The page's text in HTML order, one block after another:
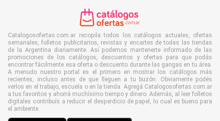
Catalogosofertas.com.ar recopila todos los catálogos actuales, ofertas
semanales, folletos publicitarios, revistas y encartes de todas las tiendas
de la Argentina diariamente. Así podemos mantenerte informado de las
promociones de los catálogos, descuentos y ofertas para que podás
encontrar fácilmente esa oferta o descuento durante las gangas en tu área.
A menudo nuestro portal es el primero en mostrar los catálogos más
recientes, incluso antes de que lleguen a tu buzón. Obviamente podés
verlos en el trabajo, escuela o en la tienda. Agregá Catalogosofertas.com.ar
a tus favoritos y ahorrá muchísimo tiempo y dinero. Además, al leer folletos
digitales contribuís a reducir el desperdicio de papel, lo cual es bueno para
el ambiente.